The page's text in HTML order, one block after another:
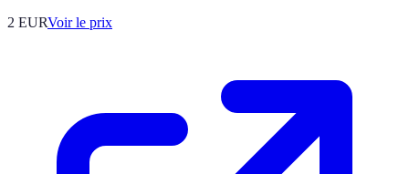
2 EURVoir le prix